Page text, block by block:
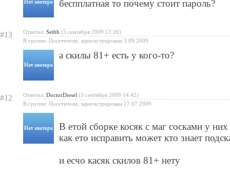
беспплатная то почему стоит пароль?
#13 Ответил: Sethh (5 сентября 2009 13:26)
В группе: Посетители, зарегистрирован 3.09.2009
а скилы 81+ есть у кого-то?
#12 Ответил: DoctorDiesel (3 сентября 2009 14:42)
В группе: Посетители, зарегистрирован 17.07.2009
В етой сборке косяк с маг сосками у
как ето исправить может кто знает
и есчо касяк скилов 81+ нету